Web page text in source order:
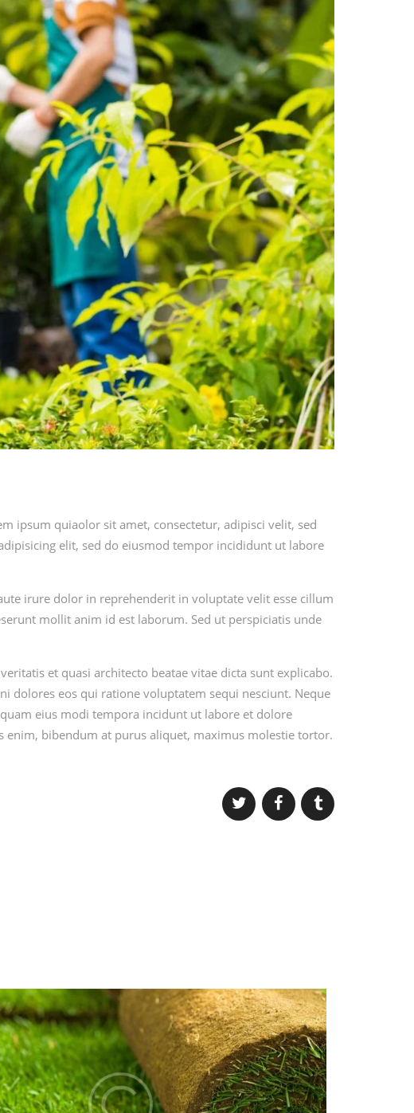
ipsum quiaolor sit amet, consectetur, adipisci velit, sed
elit, sed do eiusmod tempor incididunt ut labore
irure dolor in reprehenderit in voluptate velit esse cillum
mollit anim id est laborum. Sed ut perspiciatis unde
et quasi architecto beatae vitae dicta sunt explicabo.
dolores eos qui ratione voluptatem sequi nesciunt. Neque
eius modi tempora incidunt ut labore et dolore
enim, bibendum at purus aliquet, maximus molestie tortor.